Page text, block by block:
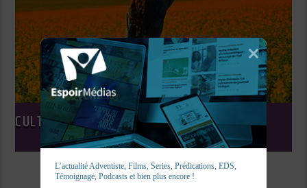
CULTE ESPOIR
L’actualité Adventiste, Films, Series, Prédications, EDS,
Témoignage, Podcasts et bien plus encore !